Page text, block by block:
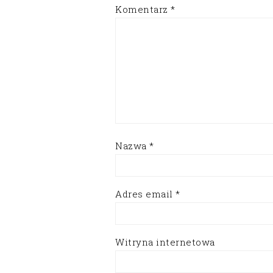
Komentarz *
Nazwa *
Adres email *
Witryna internetowa